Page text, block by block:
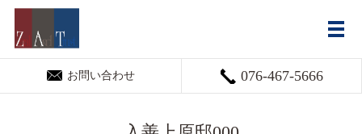
お問い合わせ 076-467-5666
メ